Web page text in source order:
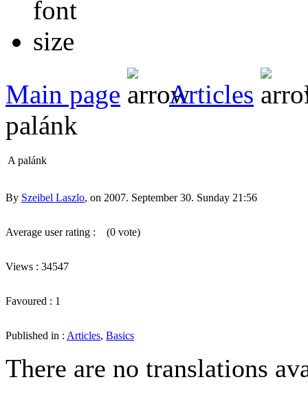
Main page Articles
palánk
A palánk
By Szeibel Laszlo, on 2007. September 30. Sunday 21:56
Average user rating : (0 vote)
Views : 34547
Favoured : 1
Published in : Articles, Basics
There are no translations